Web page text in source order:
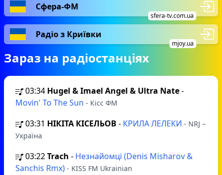
Сфера-ФМ
sfera-tv.com.ua
Радіо з Криївки
mjoy.ua
Зараз на радіостанціях
03:34 Hugel & Imael Angel & Ultra Nate-
Movin' To The Sun - Кісс ФМ
03:31 НІКІТА КІСЕЛЬОВ - КРИЛА ЛЕЛЕКИ - NRJ –
Україна
03:22Trach - Незнайомці (Denis Misharov &
Sanchis Rmx) - KISS FM Ukrainian